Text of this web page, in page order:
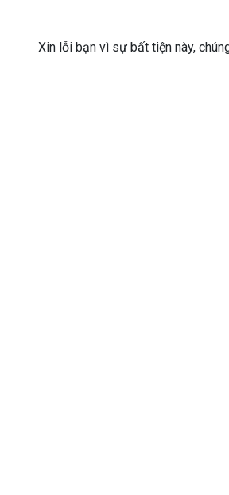
Xin lỗi bạn vì sự bất tiện này,